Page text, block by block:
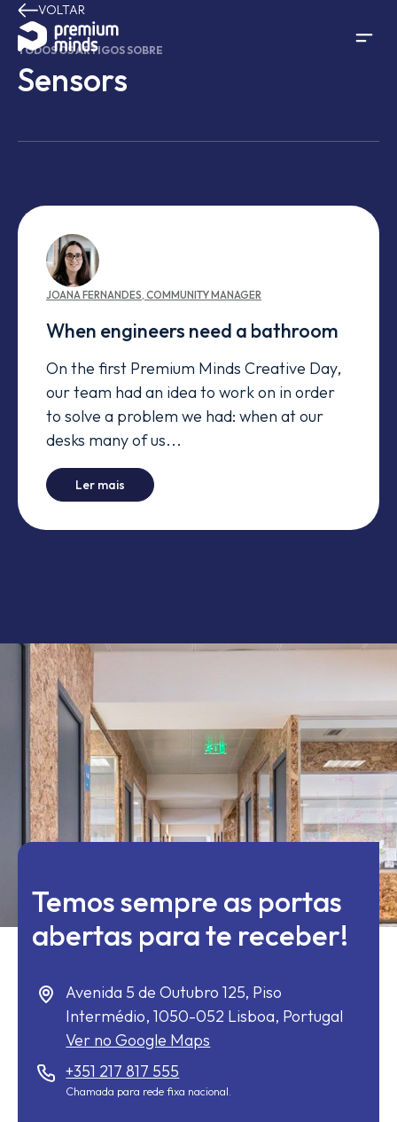
Avançar para o conteúdo
VOLTAR
TODOS OS ARTIGOS SOBRE
Sensors
JOANAFERNANDES, COMMUNITY MANAGER
When engineers need a bathroom
On the first Premium Minds Creative Day,
our team had an idea to work on in order
to solve a problem we had: when at our
desks many of us...
Ler mais When engineers need a bathroom
Temos sempre as portas
abertas para te receber!
Avenida 5 de Outubro 125, Piso
Intermédio,1050-052 Lisboa, Portugal
Ver no Google Maps
+351 217 817 555
Chamada para rede fixa nacional.